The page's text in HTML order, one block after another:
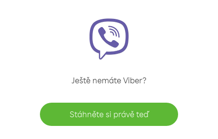
Ještě nemáte Viber?
Stáhněte si právě teď